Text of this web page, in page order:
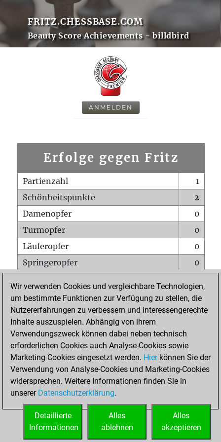
FRITZ.CHESSBASE.COM
Beauty Score Achievements - billdbird
ANMELDEN
Erfolge gegen Fritz
Partienzahl
1
Schönheitspunkte
2
Damenopfer
0
Turmopfer
0
Läuferopfer
0
Springeropfer
0
Matt auf vollem Brett
0
Bauer setzt Matt
0
Erstickte Matts
Unterverwandlungen
Türme auf der siebten
0
STARTSEITE
Wir verwenden Cookies und vergleichbare Technologien,
um bestimmte Funktionen zur Verfügung zu stellen, die
Nutzererfahrungen zu verbessern und interessengerechte
Inhalte auszuspielen. Abhängig von ihrem
Verwendungszweck können dabei neben technisch
erforderlichen Cookies auch Analyse-Cookies sowie
Marketing-Cookies eingesetzt werden. Hierkönnen Sie der
Verwendung von Analyse-Cookies und Marketing-Cookies
widersprechen. Weitere Informationen finden Sie in
unserer Datenschutzerklärung.
Alles
akzeptieren
Alles
ablehnen
Detaillierte
Informationen